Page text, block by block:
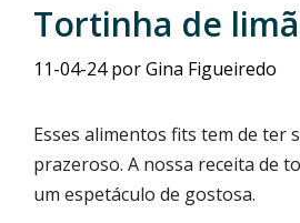
Tortinha de
11-04-24 porGina Figueiredo
Esses alimentos fits tem de ter
prazeroso. A nossa receita de
um espetáculo de gostosa.